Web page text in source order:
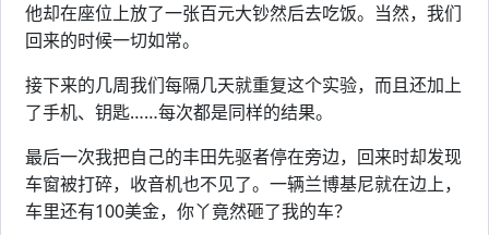
他却在座位上放了一张百元大钞然后去吃饭。当然，我们
回来的时候一切如常。
接下来的几周我们每隔几天就重复这个实验，而且还加上
了手机、钥匙……每次都是同样的结果。
最后一次我把自己的丰田先驱者停在旁边，回来时却发现
车窗被打碎，收音机也不见了。一辆兰博基尼就在边上，
车里还有100美金，你丫竟然砸了我的车？